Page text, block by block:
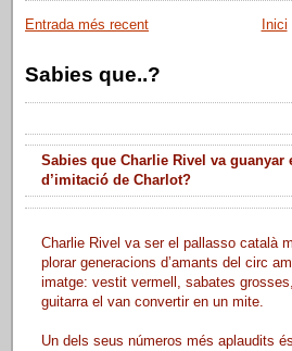
Entrada més recent Inici
Sabies que..?
Sabies que Charlie Rivel va
d’imitació de Charlot?
Charlie Rivel va ser el pallasso català
plorar generacions d’amants del circ
imatge: vestit vermell, sabates
guitarra el van convertir en un mite.
Un dels seus números més aplaudits